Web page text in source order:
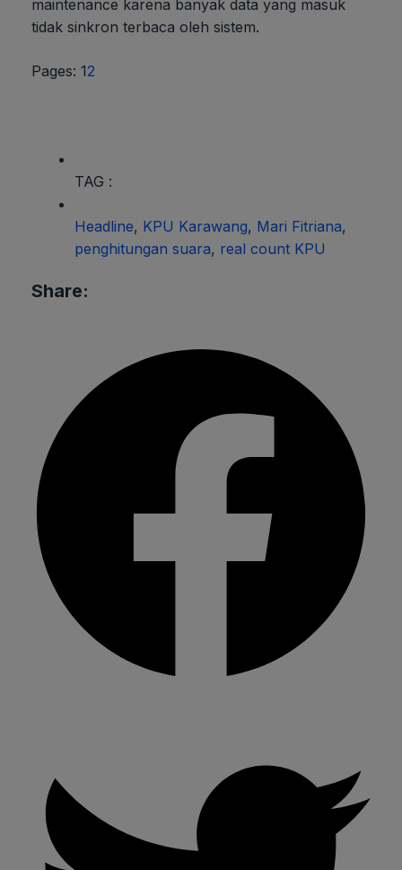
maintenance karena banyak data yang masuk
tidak sinkron terbaca oleh sistem.
Pages: Page
1,Page
2
TAG :
Headline, KPU Karawang, Mari Fitriana,
penghitungan suara, real count KPU
Share: